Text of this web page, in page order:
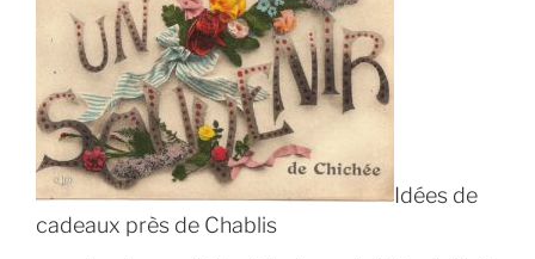
Idées de
cadeaux près de Chablis